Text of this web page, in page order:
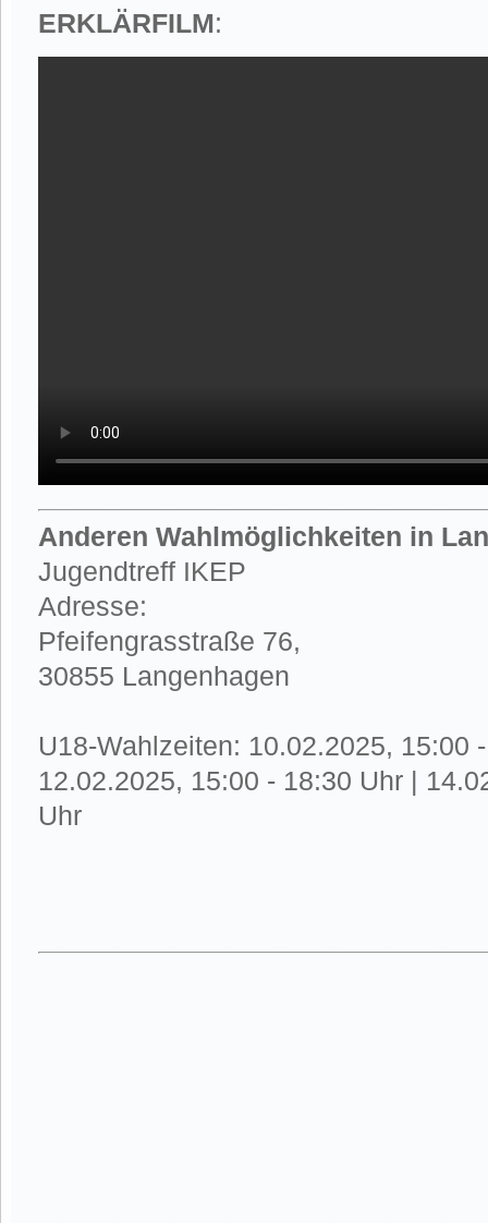
ERKLÄRFILM:
Anderen Wahlmöglichkeiten in
Jugendtreff IKEP
Adresse:
Pfeifengrasstraße 76,
30855 Langenhagen
U18-Wahlzeiten: 10.02.2025, 15:00
12.02.2025, 15:00 - 18:30 Uhr |
Uhr